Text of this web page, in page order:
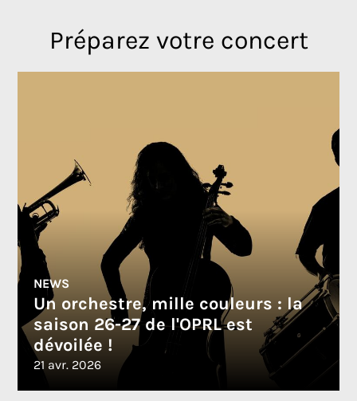
Préparez votre concert
NEWS
Un orchestre, mille couleurs : la
saison 26-27 de l'OPRL est
dévoilée !
21 avr. 2026